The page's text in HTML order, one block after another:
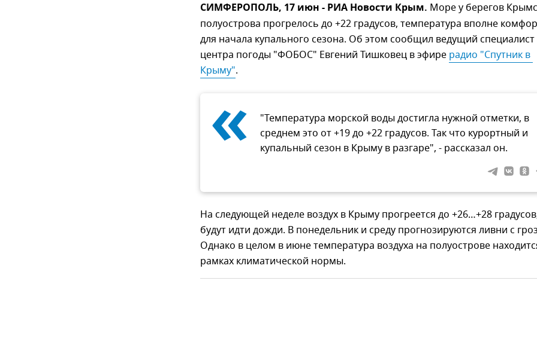
СИМФЕРОПОЛЬ, 17 июн - РИА Новости Крым. Море у берегов
полуострова прогрелось до +22 градусов, температура вполне
для начала купального сезона. Об этом сообщил ведущий специалист
центра погоды "ФОБОС" Евгений Тишковец в эфире радио "Спутник в
Крыму".
«
"Температура морской воды достигла нужной отметки, в
среднем это от +19 до +22 градусов. Так что курортный и
купальный сезон в Крыму в разгаре", - рассказал он.
На следующей неделе воздух в Крыму прогреется до +26…+28
будут идти дожди. В понедельник и среду прогнозируются ливни с
Однако в целом в июне температура воздуха на полуострове
рамках климатической нормы.